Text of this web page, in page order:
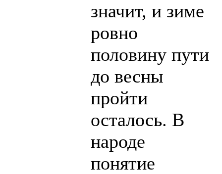
значит, и зиме
ровно
половину пути
до весны
пройти
осталось. В
народе
понятие